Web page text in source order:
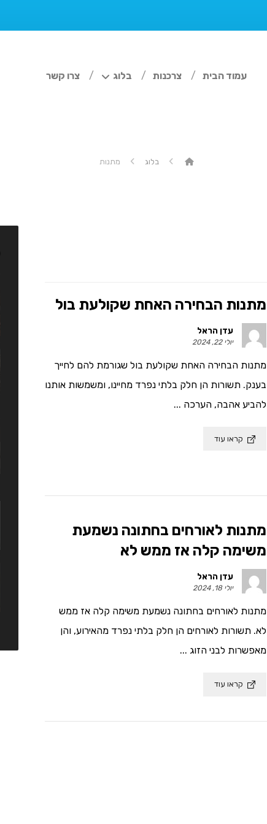
עמוד הבית צרכנות בלוג צרו קשר
בלוג מתנות
מתנות הבחירה האחת שקולעת בול
עדן הראל
יולי 22, 2024
מתנות הבחירה האחת שקולעת בול שגורמת להם לחייך
בענק. תשורות הן חלק בלתי נפרד מחיינו, ומשמשות אותנו
להביע אהבה, הערכה ...
קראו עוד
מתנות לאורחים בחתונה נשמעת
משימה קלה אז ממש לא
עדן הראל
יולי 18, 2024
מתנות לאורחים בחתונה נשמעת משימה קלה אז ממש
לא. תשורות לאורחים הן חלק בלתי נפרד מהאירוע, והן
מאפשרות לבני הזוג ...
קראו עוד